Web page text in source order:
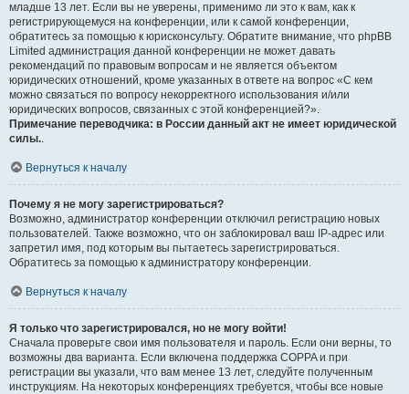
младше 13 лет. Если вы не уверены, применимо ли это к вам, как к
регистрирующемуся на конференции, или к самой конференции,
обратитесь за помощью к юрисконсульту. Обратите внимание, что phpBB
Limited администрация данной конференции не может давать
рекомендаций по правовым вопросам и не является объектом
юридических отношений, кроме указанных в ответе на вопрос «С кем
можно связаться по вопросу некорректного использования и/или
юридических вопросов, связанных с этой конференцией?».
Примечание переводчика: в России данный акт не имеет юридической
силы..
Вернуться к началу
Почему я не могу зарегистрироваться?
Возможно, администратор конференции отключил регистрацию новых
пользователей. Также возможно, что он заблокировал ваш IP-адрес или
запретил имя, под которым вы пытаетесь зарегистрироваться.
Обратитесь за помощью к администратору конференции.
Вернуться к началу
Я только что зарегистрировался, но не могу войти!
Сначала проверьте свои имя пользователя и пароль. Если они верны, то
возможны два варианта. Если включена поддержка COPPA и при
регистрации вы указали, что вам менее 13 лет, следуйте полученным
инструкциям. На некоторых конференциях требуется, чтобы все новые